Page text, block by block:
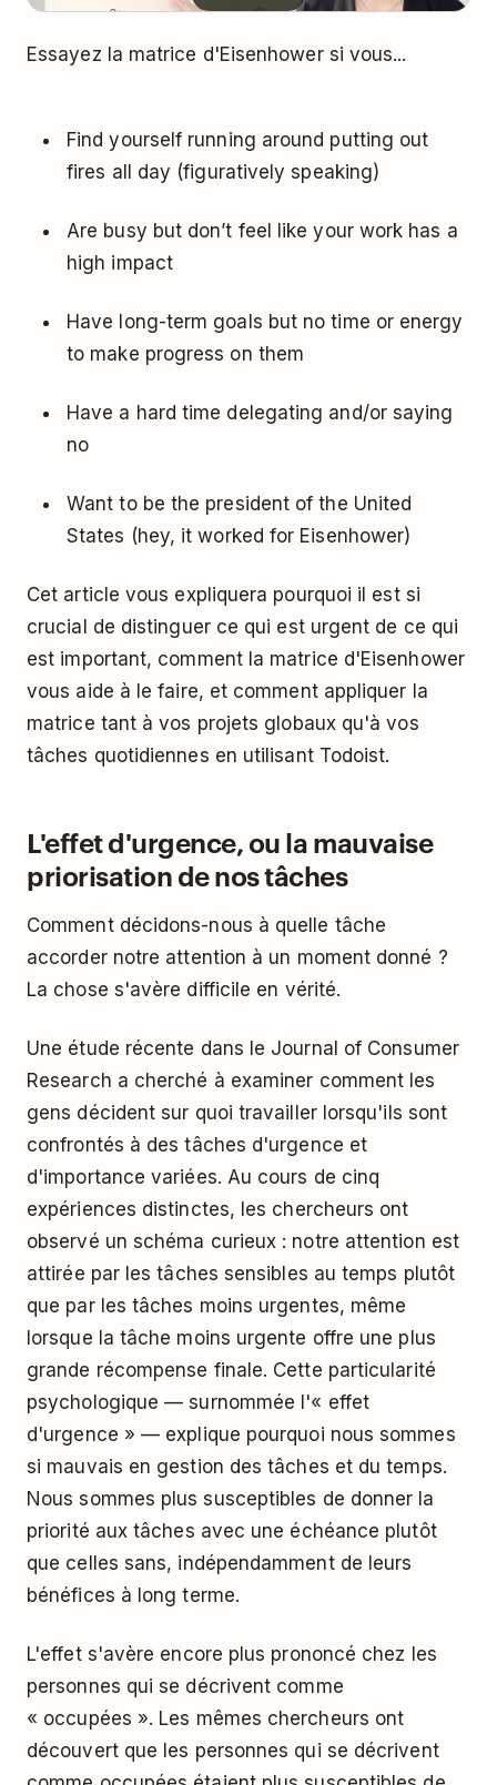
Essayez la matrice d'Eisenhower si vous...
Find yourself running around putting out
fires all day (figuratively speaking)
Are busy but don’t feel like your work has a
high impact
Have long-term goals but no time or energy
to make progress on them
Have a hard time delegating and/or saying
no
Want to be the president of the United
States (hey, it worked for Eisenhower)
Cet article vous expliquera pourquoi il est si
crucial de distinguer ce qui est urgent de ce qui
est important, comment la matrice d'Eisenhower
vous aide à le faire, et comment appliquer la
matrice tant à vos projets globaux qu'à vos
tâches quotidiennes en utilisant Todoist.
L'effet d'urgence, ou la mauvaise
priorisation de nos tâches
Comment décidons-nous à quelle tâche
accorder notre attention à un moment donné ?
La chose s'avère difficile en vérité.
Une étude récente dans le Journal of Consumer
Research a cherché à examiner comment les
gens décident sur quoi travailler lorsqu'ils sont
confrontés à des tâches d'urgence et
d'importance variées. Au cours de cinq
expériences distinctes, les chercheurs ont
observé un schéma curieux : notre attention est
attirée par les tâches sensibles au temps plutôt
que par les tâches moins urgentes, même
lorsque la tâche moins urgente offre une plus
grande récompense finale. Cette particularité
psychologique — surnommée l'« effet
d'urgence » — explique pourquoi nous sommes
si mauvais en gestion des tâches et du temps.
Nous sommes plus susceptibles de donner la
priorité aux tâches avec une échéance plutôt
que celles sans, indépendamment de leurs
bénéfices à long terme.
L'effet s'avère encore plus prononcé chez les
personnes qui se décrivent comme
« occupées ». Les mêmes chercheurs ont
découvert que les personnes qui se décrivent